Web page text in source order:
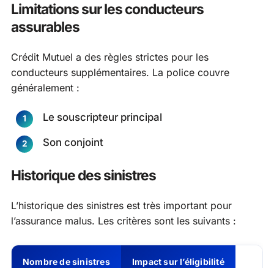
Limitations sur les conducteurs
assurables
Crédit Mutuel a des règles strictes pour les
conducteurs supplémentaires. La police couvre
généralement :
Le souscripteur principal
Son conjoint
Historique des sinistres
L’historique des sinistres est très important pour
l’assurance malus. Les critères sont les suivants :
Nombre de sinistres Impact sur l’éligibilité